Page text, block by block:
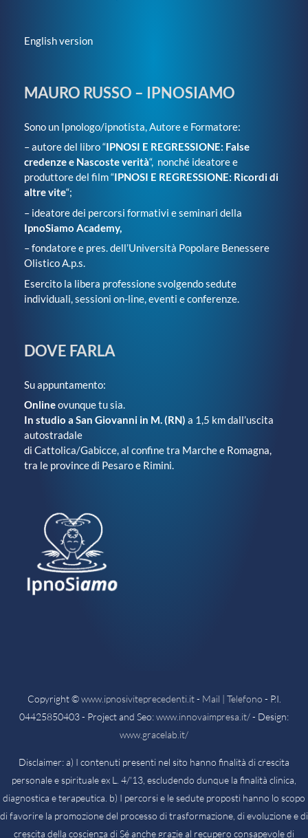
English version
MAURO RUSSO – IPNOSIAMO
Sono un Ipnologo/ipnotista, Autore e Formatore:
– autore del libro “IPNOSI E REGRESSIONE: False
credenze e Nascoste verità“, nonché ideatore e
produttore del film “IPNOSI E REGRESSIONE: Ricordi di
altre vite“;
– ideatore dei percorsi formativi e seminari della
IpnoSiamo Academy,
– fondatore e pres. dell’Università Popolare Benessere
Olistico A.p.s.
Esercito la libera professione svolgendo sedute
individuali, sessioni on-line, eventi e conferenze.
DOVE FARLA
Su appuntamento:
Onlineovunque tu sia.
In studio a San Giovanni in M. (RN) a 1,5 km dall’uscita
autostradale
di Cattolica/Gabicce, al confine tra Marche e Romagna,
tra le province di Pesaro e Rimini.
Copyright ©www.ipnosiviteprecedenti.it- Mail | Telefono - P.I.
04425850403 - Project and Seo:www.innovaimpresa.it/- Design:
www.gracelab.it/
Disclaimer: a) I contenuti presenti nel sito hanno finalità di crescita
personale e spirituale ex L. 4/'13, escludendo dunque la finalità clinica,
diagnostica e terapeutica. b) I percorsi e le sedute proposti hanno lo scopo
di favorire la promozione del processo di trasformazione, di evoluzione e di
crescita della coscienza di Sé anche grazie al recupero consapevole di